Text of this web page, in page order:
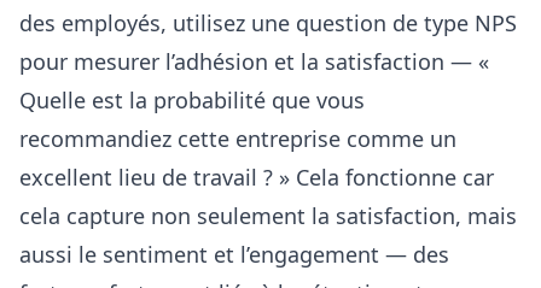
des employés, utilisez une question de type NPS
pour mesurer l’adhésion et la satisfaction — «
Quelle est la probabilité que vous
recommandiez cette entreprise comme un
excellent lieu de travail ? » Cela fonctionne car
cela capture non seulement la satisfaction, mais
aussi le sentiment et l’engagement — des